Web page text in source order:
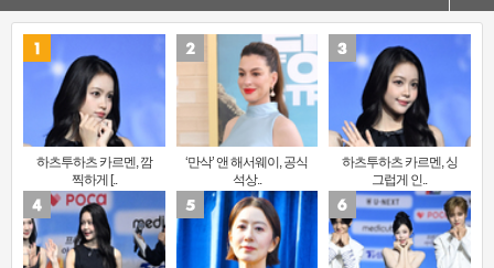
하츠투하츠 카르멘, 깜
찍하게 [..
‘만삭’ 앤 해서웨이, 공식
석상..
하츠투하츠 카르멘, 싱
그럽게 인..